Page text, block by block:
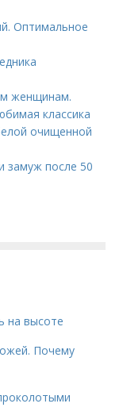
Оптимальное
женщинам.
классика
очищенной
замуж после 50
на высоте
Почему